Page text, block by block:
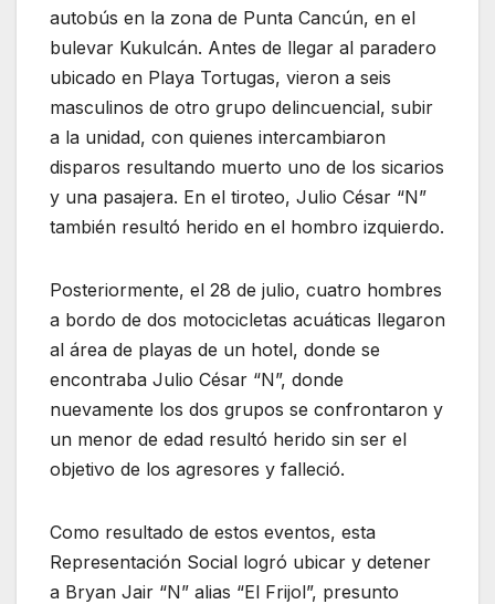
autobús en la zona de Punta Cancún, en el
bulevar Kukulcán. Antes de llegar al paradero
ubicado en Playa Tortugas, vieron a seis
masculinos de otro grupo delincuencial, subir
a la unidad, con quienes intercambiaron
disparos resultando muerto uno de los sicarios
y una pasajera. En el tiroteo, Julio César “N”
también resultó herido en el hombro izquierdo.
Posteriormente, el 28 de julio, cuatro hombres
a bordo de dos motocicletas acuáticas llegaron
al área de playas de un hotel, donde se
encontraba Julio César “N”, donde
nuevamente los dos grupos se confrontaron y
un menor de edad resultó herido sin ser el
objetivo de los agresores y falleció.
Como resultado de estos eventos, esta
Representación Social logró ubicar y detener
a Bryan Jair “N” alias “El Frijol”, presunto